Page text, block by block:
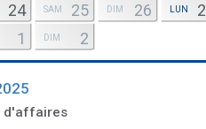
24 SAM 25 DIM 26 LUN
1 DIM 2
d'affaires